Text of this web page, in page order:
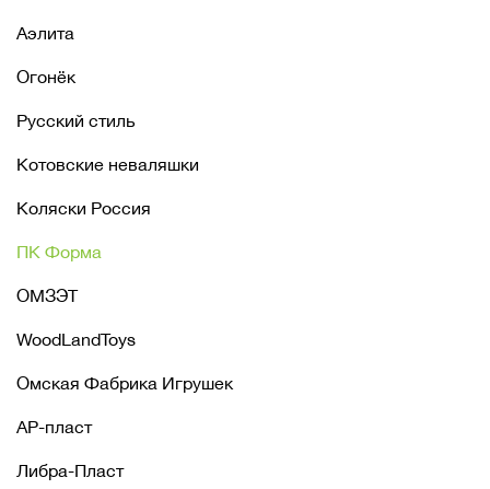
Аэлита
Огонёк
Русский стиль
Котовские неваляшки
Коляски Россия
ПК Форма
ОМЗЭТ
WoodLandToys
Омская Фабрика Игрушек
АР-пласт
Либра-Пласт